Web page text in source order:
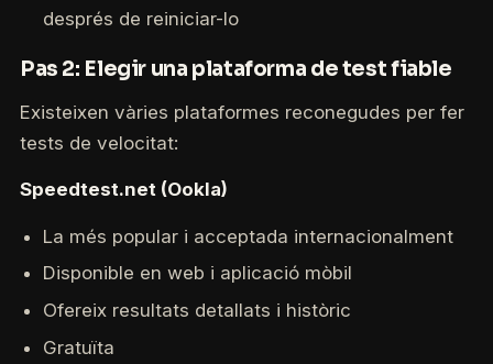
després de reiniciar-lo
Pas 2: Elegir una plataforma de test fiable
Existeixen vàries plataformes reconegudes per fer
tests de velocitat:
Speedtest.net (Ookla)
La més popular i acceptada internacionalment
Disponible en web i aplicació mòbil
Ofereix resultats detallats i històric
Gratuïta